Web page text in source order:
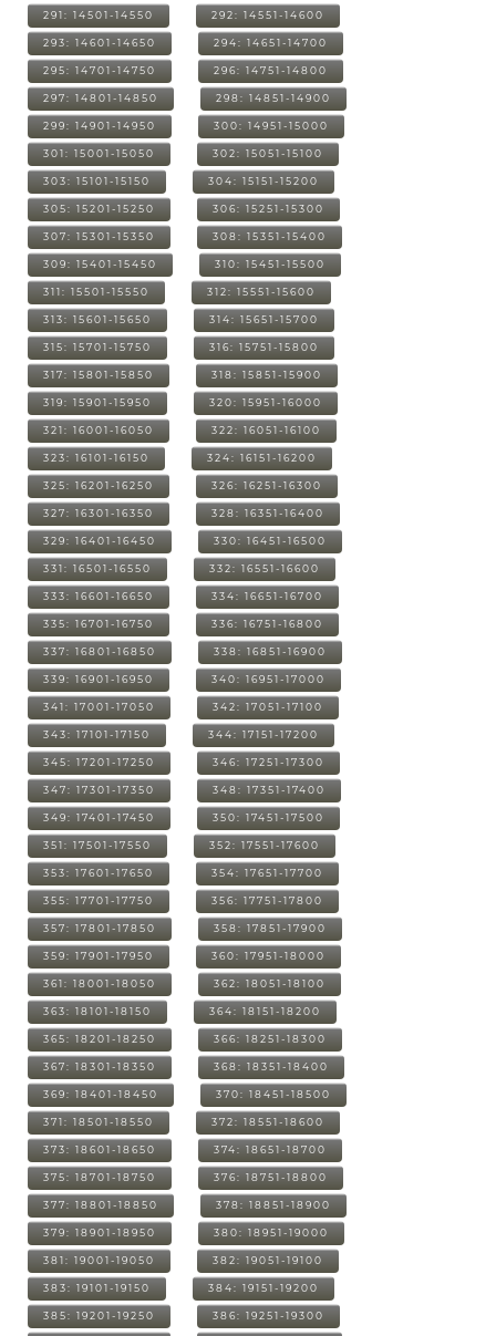
291: 14501-14550 292: 14551-14600
293: 14601-14650 294: 14651-14700
295: 14701-14750 296: 14751-14800
297: 14801-14850 298: 14851-14900
299: 14901-14950 300: 14951-15000
301: 15001-15050 302: 15051-15100
303: 15101-15150 304: 15151-15200
305: 15201-15250 306: 15251-15300
307: 15301-15350 308: 15351-15400
309: 15401-15450 310: 15451-15500
311: 15501-15550 312: 15551-15600
313: 15601-15650 314: 15651-15700
315: 15701-15750 316: 15751-15800
317: 15801-15850 318: 15851-15900
319: 15901-15950 320: 15951-16000
321: 16001-16050 322: 16051-16100
323: 16101-16150 324: 16151-16200
325: 16201-16250 326: 16251-16300
327: 16301-16350 328: 16351-16400
329: 16401-16450 330: 16451-16500
331: 16501-16550 332: 16551-16600
333: 16601-16650 334: 16651-16700
335: 16701-16750 336: 16751-16800
337: 16801-16850 338: 16851-16900
339: 16901-16950 340: 16951-17000
341: 17001-17050 342: 17051-17100
343: 17101-17150 344: 17151-17200
345: 17201-17250 346: 17251-17300
347: 17301-17350 348: 17351-17400
349: 17401-17450 350: 17451-17500
351: 17501-17550 352: 17551-17600
353: 17601-17650 354: 17651-17700
355: 17701-17750 356: 17751-17800
357: 17801-17850 358: 17851-17900
359: 17901-17950 360: 17951-18000
361: 18001-18050 362: 18051-18100
363: 18101-18150 364: 18151-18200
365: 18201-18250 366: 18251-18300
367: 18301-18350 368: 18351-18400
369: 18401-18450 370: 18451-18500
371: 18501-18550 372: 18551-18600
373: 18601-18650 374: 18651-18700
375: 18701-18750 376: 18751-18800
377: 18801-18850 378: 18851-18900
379: 18901-18950 380: 18951-19000
381: 19001-19050 382: 19051-19100
383: 19101-19150 384: 19151-19200
385: 19201-19250 386: 19251-19300